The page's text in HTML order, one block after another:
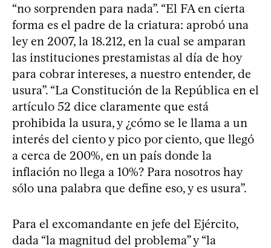
“no sorprenden para nada”. “El FA en cierta
forma es el padre de la criatura: aprobó una
ley en 2007, la 18.212, en la cual se amparan
las instituciones prestamistas al día de hoy
para cobrar intereses, a nuestro entender, de
usura”. “La Constitución de la República en el
artículo 52 dice claramente que está
prohibida la usura, y ¿cómo se le llama a un
interés del ciento y pico por ciento, que llegó
a cerca de 200%, en un país donde la
inflación no llega a 10%? Para nosotros hay
sólo una palabra que define eso, y es usura”.
Para el excomandante en jefe del Ejército,
dada “la magnitud del problema” y “la